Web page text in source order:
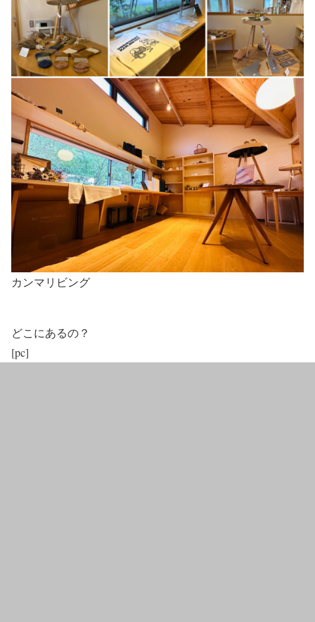
カンマリビング
どこにあるの？
[pc]